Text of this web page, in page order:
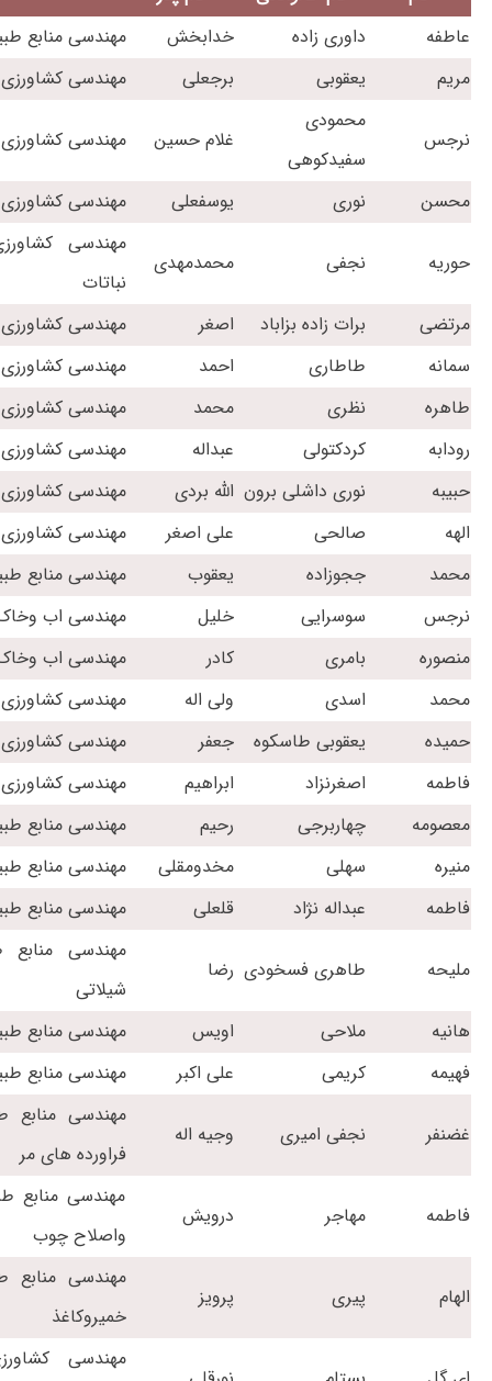
عاطفه
داوری زاده خدابخش
مهندسی منابع
مریم
یعقوبی برجعلی مهندسی
نرجس
محمودی
سفیدکوهی
غلام حسین مهندسی
محسن نوری یوسفعلی مهندسی
حوریه نجفی محمدمهدی
مهندسی
نباتات
مرتضی
برات زاده بزاباد اصغر
مهندسی
سمانه
طاطاری احمد
مهندسی
طاهره
نظری محمد
مهندسی کشاورزی
رودابه
کردکتولی عبداله
مهندسی کشاورزی
حبیبه
نوری داشلی برون الله بردی
مهندسی کشاورزی
الهه
صالحی علی اصغر
مهندسی
محمد
ججوزاده یعقوب
مهندسی منابع
نرجس
سوسرایی خلیل
مهندسی اب
منصوره
بامری کادر
مهندسی اب
محمد
اسدی ولی اله
مهندسی
حمیده
یعقوبی طاسکوه جعفر
مهندسی
فاطمه
اصغرنزاد ابراهیم
مهندسی
معصومه
چهاربرجی رحیم
مهندسی منابع
منیره
سهلی مخدومقلی
مهندسی منابع
فاطمه
عبداله نژاد قلعلی مهندسی منابع
ملیحه طاهری فسخودی رضا
مهندسی
شیلاتی
هانیه
ملاحی اویس
مهندسی منابع
فهیمه
کریمی علی اکبر مهندسی منابع
غضنفر نجفی امیری وجیه اله
مهندسی منابع
فراورده های مر
فاطمه مهاجر درویش
مهندسی منابع
واصلاح چوب
الهام پیری پرویز
مهندسی منابع
خمیروکاغذ
مهندسی